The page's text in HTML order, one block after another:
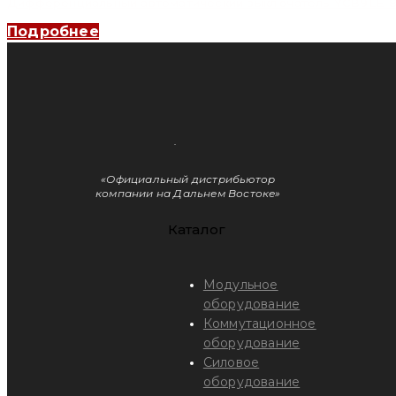
Подробнее
«Официальный дистрибьютор
компании на Дальнем Востоке»
Каталог
Модульное
оборудование
Коммутационное
оборудование
Силовое
оборудование